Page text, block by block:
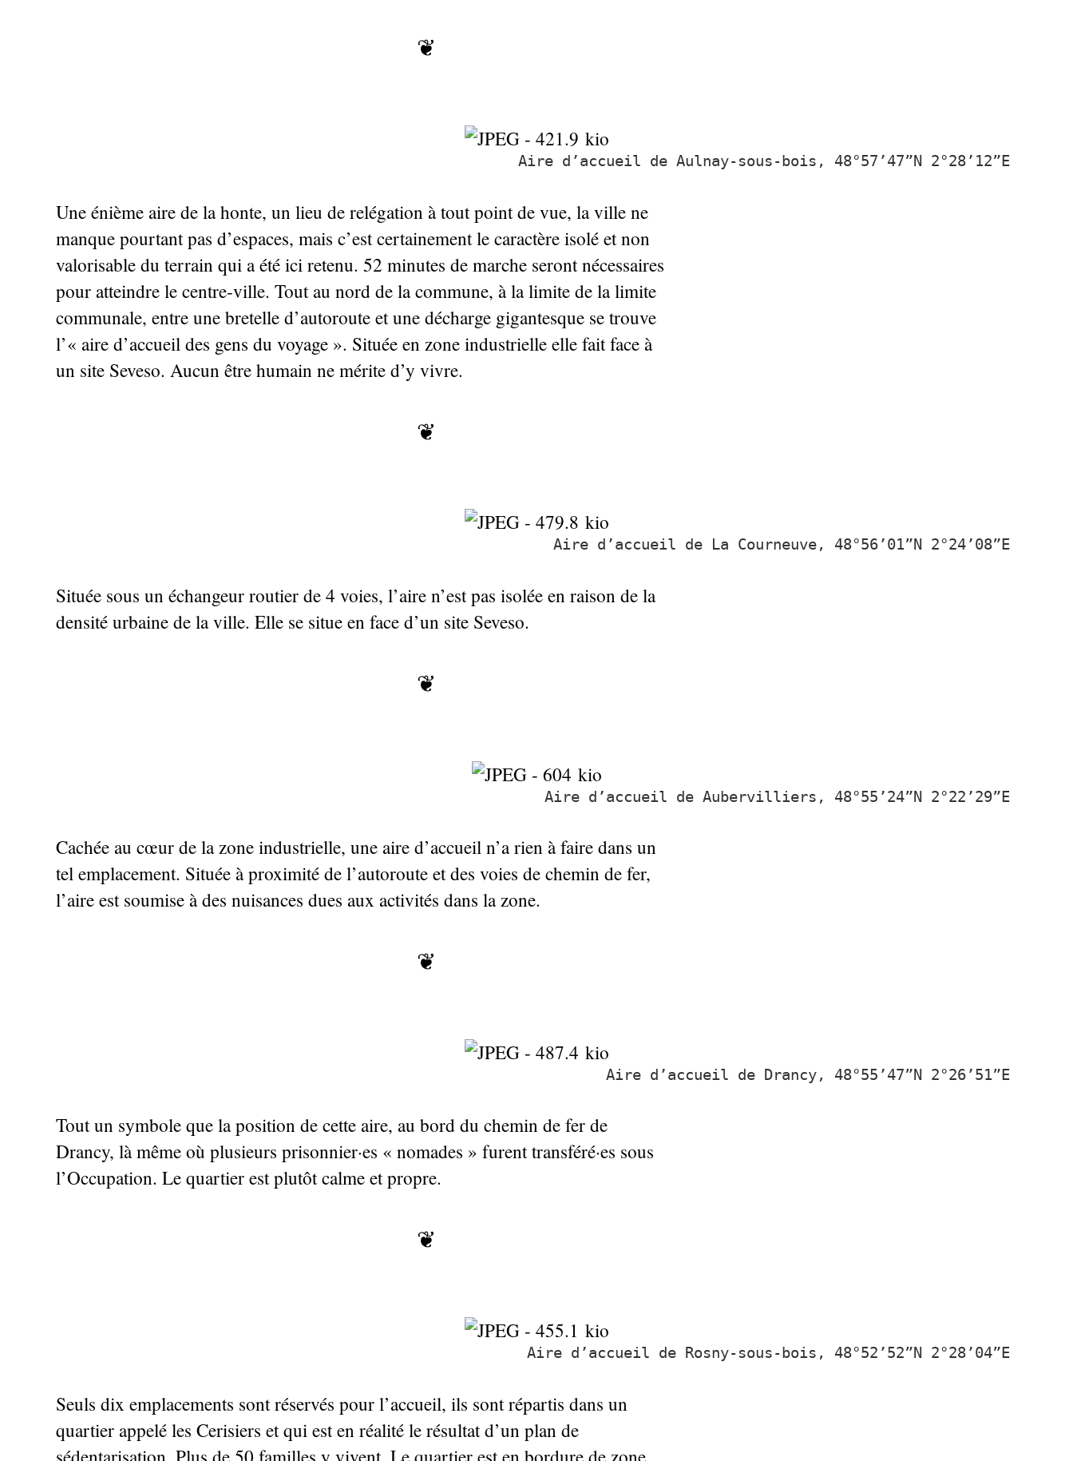
❦
Aire d’accueil de Aulnay-sous-bois, 48°57’47”N 2°28’12”E
Une énième aire de la honte, un lieu de relégation à tout point de vue, la ville ne
manque pourtant pas d’espaces, mais c’est certainement le caractère isolé et non
valorisable du terrain qui a été ici retenu. 52 minutes de marche seront nécessaires
pour atteindre le centre-ville. Tout au nord de la commune, à la limite de la limite
communale, entre une bretelle d’autoroute et une décharge gigantesque se trouve
l’« aire d’accueil des gens du voyage ». Située en zone industrielle elle fait face à
un site Seveso. Aucun être humain ne mérite d’y vivre.
❦
Aire d’accueil de La Courneuve, 48°56’01”N 2°24’08”E
Située sous un échangeur routier de 4 voies, l’aire n’est pas isolée en raison de la
densité urbaine de la ville. Elle se situe en face d’un site Seveso.
❦
Aire d’accueil de Aubervilliers, 48°55’24”N 2°22’29”E
Cachée au cœur de la zone industrielle, une aire d’accueil n’a rien à faire dans un
tel emplacement. Située à proximité de l’autoroute et des voies de chemin de fer,
l’aire est soumise à des nuisances dues aux activités dans la zone.
❦
Aire d’accueil de Drancy, 48°55’47”N 2°26’51”E
Tout un symbole que la position de cette aire, au bord du chemin de fer de
Drancy, là même où plusieurs prisonnier·es « nomades » furent transféré·es sous
l’Occupation. Le quartier est plutôt calme et propre.
❦
Aire d’accueil de Rosny-sous-bois, 48°52’52”N 2°28’04”E
Seuls dix emplacements sont réservés pour l’accueil, ils sont répartis dans un
quartier appelé les Cerisiers et qui est en réalité le résultat d’un plan de